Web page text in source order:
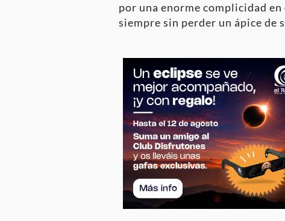
por una enorme complicidad
siempre sin perder un ápice de